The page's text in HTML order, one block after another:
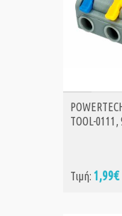
TOOL-
Τιμή: 1,99€